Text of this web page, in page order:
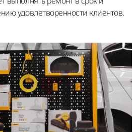
удовлетворенности клиентов.